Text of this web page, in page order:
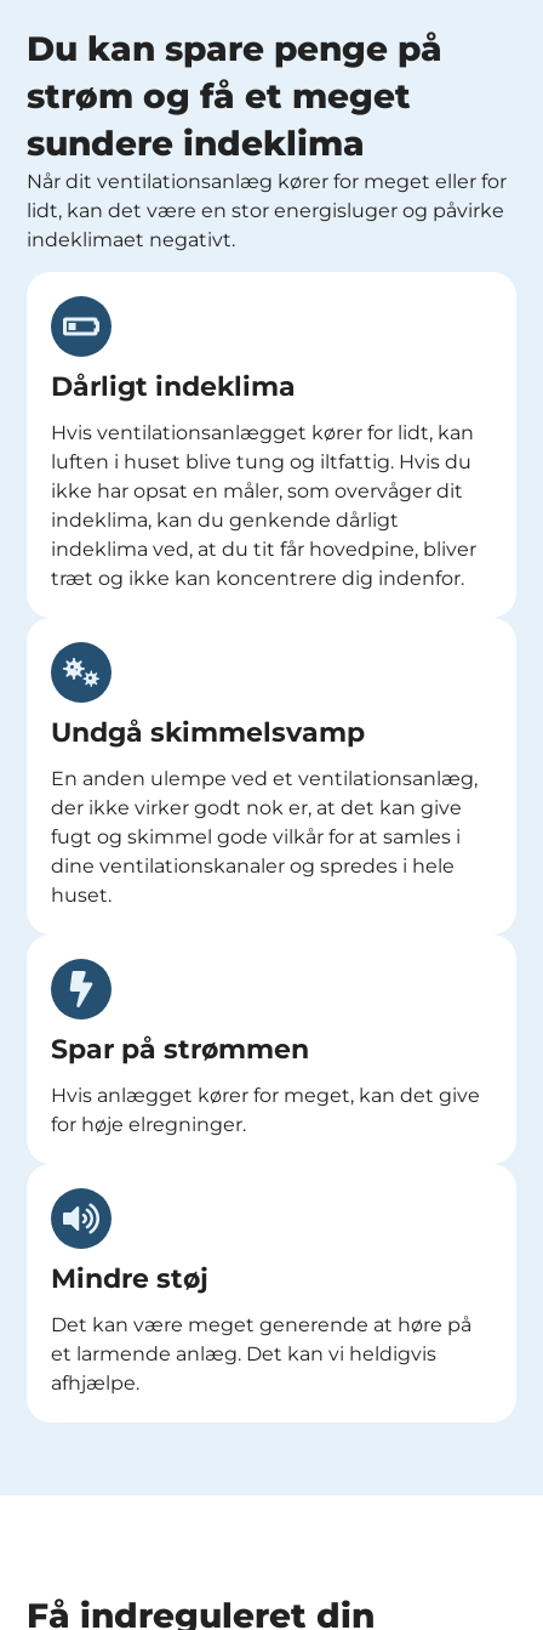
Du kan spare penge på
strøm og få et meget
sundere indeklima
Når dit ventilationsanlæg kører for meget eller for
lidt, kan det være en stor energisluger og påvirke
indeklimaet negativt.
Dårligt indeklima
Hvis ventilationsanlægget kører for lidt, kan
luften i huset blive tung og iltfattig. Hvis du
ikke har opsat en måler, som overvåger dit
indeklima, kan du genkende dårligt
indeklima ved, at du tit får hovedpine, bliver
træt og ikke kan koncentrere dig indenfor.
Undgå skimmelsvamp
En anden ulempe ved et ventilationsanlæg,
der ikke virker godt nok er, at det kan give
fugt og skimmel gode vilkår for at samles i
dine ventilationskanaler og spredes i hele
huset.
Spar på strømmen
Hvis anlægget kører for meget, kan det give
for høje elregninger.
Mindre støj
Det kan være meget generende at høre på
et larmende anlæg. Det kan vi heldigvis
afhjælpe.
Få indreguleret din